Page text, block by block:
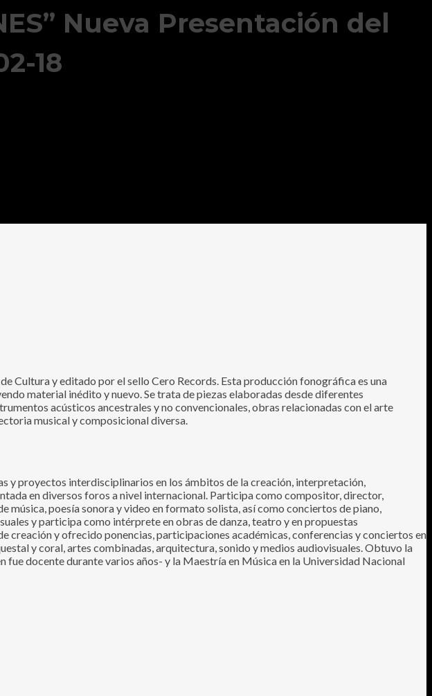
Nueva Presentación del
18
Cultura y editado por el sello Cero Records. Esta producción fonográfica es una
material inédito y nuevo. Se trata de piezas elaboradas desde diferentes
acústicos ancestrales y no convencionales, obras relacionadas con el arte
musical y composicional diversa.
y proyectos interdisciplinarios en los ámbitos de la creación, interpretación,
en diversos foros a nivel internacional. Participa como compositor, director,
poesía sonora y video en formato solista, así como conciertos de piano,
y participa como intérprete en obras de danza, teatro y en propuestas
creación y ofrecido ponencias, participaciones académicas, conferencias y conciertos en
y coral, artes combinadas, arquitectura, sonido y medios audiovisuales. Obtuvo la
docente durante varios años- y la Maestría en Música en la Universidad Nacional